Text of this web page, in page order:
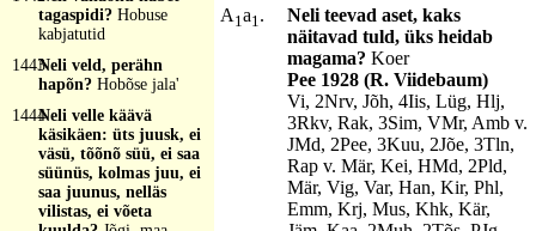
tagaspidi? Hobuse
kabjatutid
1443Neli veld, perähn
hapõn? Hobõse jala'
1444Neli velle käävä
käsikäen: üts juusk, ei
väsü, tõõnõ süü, ei saa
süünüs, kolmas juu, ei
saa juunus, nelläs
vilistas, ei võeta
A 1a1.
Neli teevad aset, kaks
näitavad tuld, üks heidab
magama?Koer
Pee 1928 (R. Viidebaum)
Vi, 2Nrv, Jõh, 4Iis, Lüg, Hlj,
3Rkv, Rak, 3Sim, VMr, Amb v.
JMd, 2Pee, 3Kuu, 2Jõe, 3Tln,
Rap v. Mär, Kei, HMd, 2Pld,
Mär, Vig, Var, Han, Kir, Phl,
Emm, Krj, Mus, Khk, Kär,